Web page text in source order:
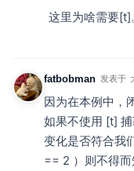
这里为啥需要[t]
fatbobman 发表于
因为在本例中，
如果不使用 [t]
变化是否符合我
== 2 ）则不得而